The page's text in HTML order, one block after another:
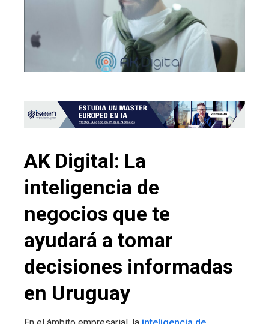
AK Digital: La
inteligencia de
negocios que te
ayudará a tomar
decisiones informadas
en Uruguay